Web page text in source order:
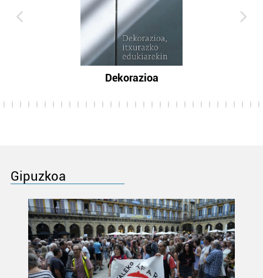
Dekorazioa
Gipuzkoa